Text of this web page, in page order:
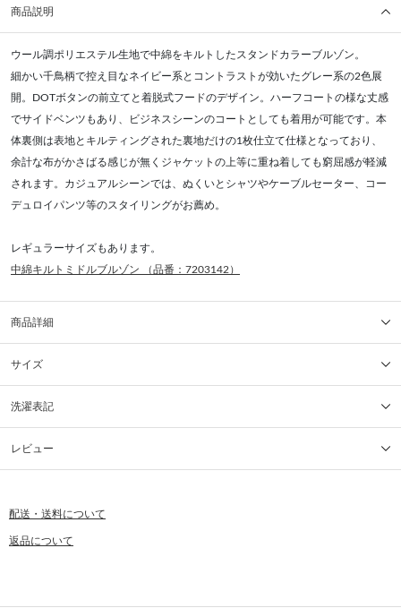
商品説明
ウール調ポリエステル生地で中綿をキルトしたスタンドカラーブルゾン。
細かい千鳥柄で控え目なネイビー系とコントラストが効いたグレー系の2色展
開。DOTボタンの前立てと着脱式フードのデザイン。ハーフコートの様な丈感
でサイドベンツもあり、ビジネスシーンのコートとしても着用が可能です。本
体裏側は表地とキルティングされた裏地だけの1枚仕立て仕様となっており、
余計な布がかさばる感じが無くジャケットの上等に重ね着しても窮屈感が軽減
されます。カジュアルシーンでは、ぬくいとシャツやケーブルセーター、コー
デュロイパンツ等のスタイリングがお薦め。
レギュラーサイズもあります。
中綿キルトミドルブルゾン （品番：7203142）
商品詳細
サイズ
洗濯表記
レビュー
配送・送料について
返品について